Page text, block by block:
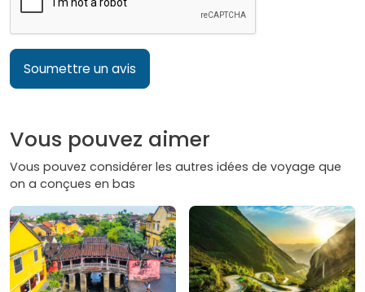
Soumettre un avis
Vous pouvez aimer
Vous pouvez considérer les autres idées de voyage que
on a conçues en bas